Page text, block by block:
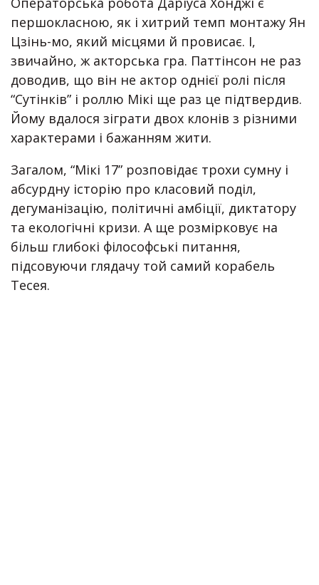
першокласною, як і хитрий темп монтажу Ян
Цзінь-мо, який місцями й провисає. І,
звичайно, ж акторська гра. Паттінсон не раз
доводив, що він не актор однієї ролі після
“Сутінків” і роллю Мікі ще раз це підтвердив.
Йому вдалося зіграти двох клонів з різними
характерами і бажанням жити.
Загалом, “Мікі 17” розповідає трохи сумну і
абсурдну історію про класовий поділ,
дегуманізацію, політичні амбіції, диктатору
та екологічні кризи. А ще розмірковує на
більш глибокі філософські питання,
підсовуючи глядачу той самий корабель
Тесея.